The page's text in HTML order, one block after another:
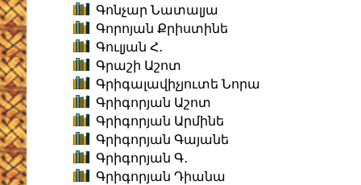
Գոնչար Նատալյա
Գորոյան Քրիստինե
Գուլյան Հ․
Գրաշի Աշոտ
Գրիգալավիչյուտե Նորա
Գրիգորյան Աշոտ
Գրիգորյան Արմինե
Գրիգորյան Գայանե
Գրիգորյան Գ․
Գրիգորյան Դիանա